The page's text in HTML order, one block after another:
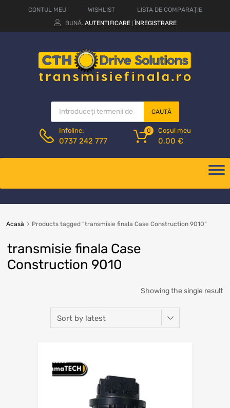
CONTUL MEU WISHLIST
LISTA DE COMPARAȚIE
BUNĂ. AUTENTIFICARE ÎNREGISTRARE
CAUTĂ
Infoline:
0737 242 777
Coșul meu
0,00 €
0
Acasă Products tagged “transmisie finala Case Construction 9010”
transmisie finala Case
Construction 9010
Showing the single result